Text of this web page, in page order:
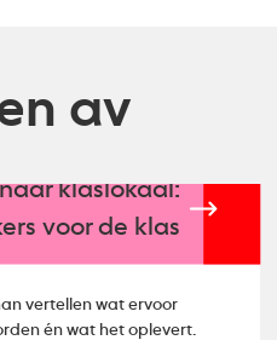
av
klaslokaal:
voor de klas
vertellen wat ervoor
én wat het oplevert.